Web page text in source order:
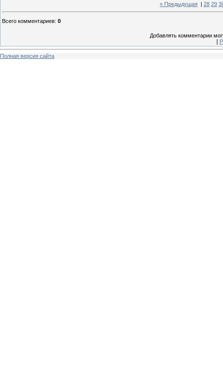
« Предыдущая 28 29
Всего комментариев: 0
Добавлять комментарии
[
Полная версия сайта